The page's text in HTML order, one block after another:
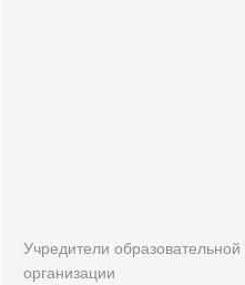
Учредители образовательной
организации